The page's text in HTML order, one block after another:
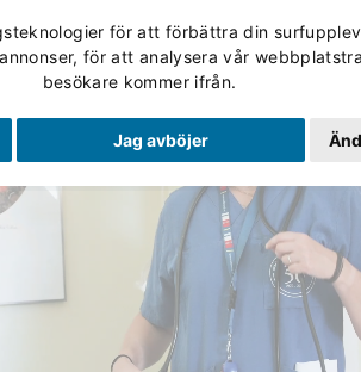
för att förbättra din
för att analysera vår
besökare kommer ifrån.
Jag avböjer
Studerande Skolan Om